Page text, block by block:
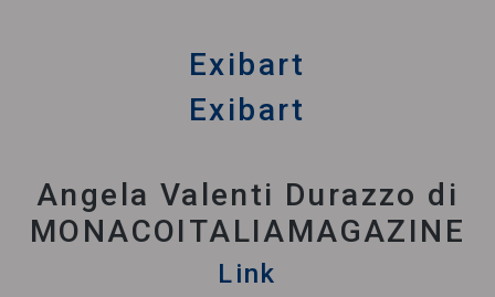
Exibart
Exibart
Angela Valenti Durazzo di
MONACOITALIAMAGAZINE
Link